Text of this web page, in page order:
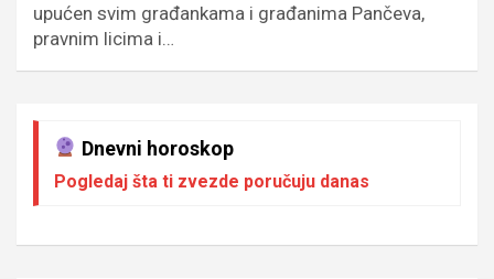
upućen svim građankama i građanima Pančeva,
pravnim licima i…
Dnevni horoskop
Pogledaj šta ti zvezde poručuju danas